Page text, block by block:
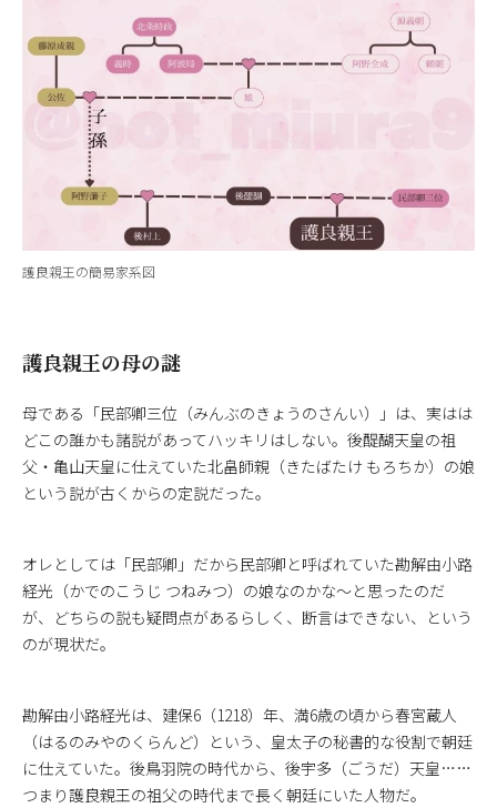
護良親王の簡易家系図
護良親王の母の謎
母である「民部卿三位（みんぶのきょうのさんい）」は、実はは
どこの誰かも諸説があってハッキリはしない。後醍醐天皇の祖
父・亀山天皇に仕えていた北畠師親（きたばたけ もろちか）の娘
という説が古くからの定説だった。
オレとしては「民部卿」だから民部卿と呼ばれていた勘解由小路
経光（かでのこうじ つねみつ）の娘なのかな～と思ったのだ
が、どちらの説も疑問点があるらしく、断言はできない、という
のが現状だ。
勘解由小路経光は、建保6（1218）年、満6歳の頃から春宮蔵人
（はるのみやのくらんど）という、皇太子の秘書的な役割で朝廷
に仕えていた。後鳥羽院の時代から、後宇多（ごうだ）天皇……
つまり護良親王の祖父の時代まで長く朝廷にいた人物だ。